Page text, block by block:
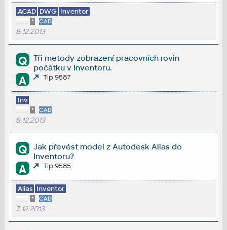
ACAD DWG Inventor
* CAD
8.12.2013
Q
Tři metody zobrazení pracovních rovin
počátku v Inventoru.
A Tip 9587
Inv
* CAD
8.12.2013
Q
Jak převést model z Autodesk Alias do
Inventoru?
A Tip 9585
Alias Inventor
* CAD
7.12.2013